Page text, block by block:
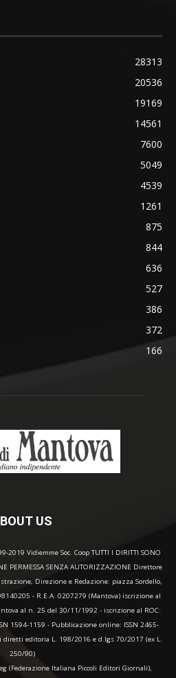
28313
20536
19169
14561
7600
5049
4539
1261
875
844
636
527
386
372
166
US
2019 Vidiemme Soc. Coop TUTTI I DIRITTI SONO
PERMESSA SENZA AUTORIZZAZIONE Direttore
Direzione e Redazione: piazza Sordello,
- R.E.A. 0207279 (Mantova) iscrizione al
al n. 25 del 30/11/1992 - iscrizione al ROC:
1594-1159 - Pubblicazione online: ISSN 2465-
editoria L. 198/2016 e d.lgs 70/2017 (ex L.
250/90)
(Federazione Italiana Piccoli Editori Giornali),